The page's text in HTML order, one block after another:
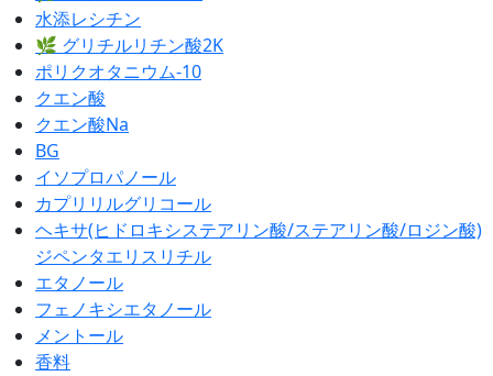
水添レシチン
🌿 グリチルリチン酸2K
ポリクオタニウム-10
クエン酸
クエン酸Na
BG
イソプロパノール
カプリリルグリコール
ヘキサ(ヒドロキシステアリン酸/ステアリン酸/ロジン酸)
ジペンタエリスリチル
エタノール
フェノキシエタノール
メントール
香料